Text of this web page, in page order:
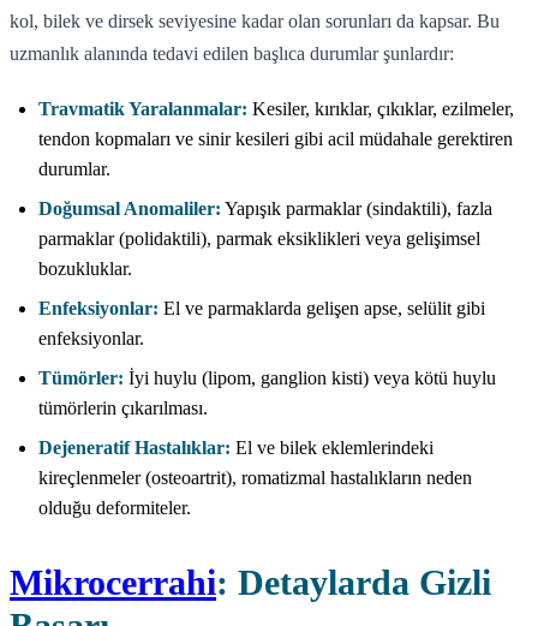
kol, bilek ve dirsek seviyesine kadar olan sorunları da kapsar. Bu
uzmanlık alanında tedavi edilen başlıca durumlar şunlardır:
Travmatik Yaralanmalar: Kesiler, kırıklar, çıkıklar, ezilmeler,
tendon kopmaları ve sinir kesileri gibi acil müdahale gerektiren
durumlar.
Doğumsal Anomaliler: Yapışık parmaklar (sindaktili), fazla
parmaklar (polidaktili), parmak eksiklikleri veya gelişimsel
bozukluklar.
Enfeksiyonlar: El ve parmaklarda gelişen apse, selülit gibi
enfeksiyonlar.
Tümörler: İyi huylu (lipom, ganglion kisti) veya kötü huylu
tümörlerin çıkarılması.
Dejeneratif Hastalıklar: El ve bilek eklemlerindeki
kireçlenmeler (osteoartrit), romatizmal hastalıkların neden
olduğu deformiteler.
Mikrocerrahi: Detaylarda Gizli